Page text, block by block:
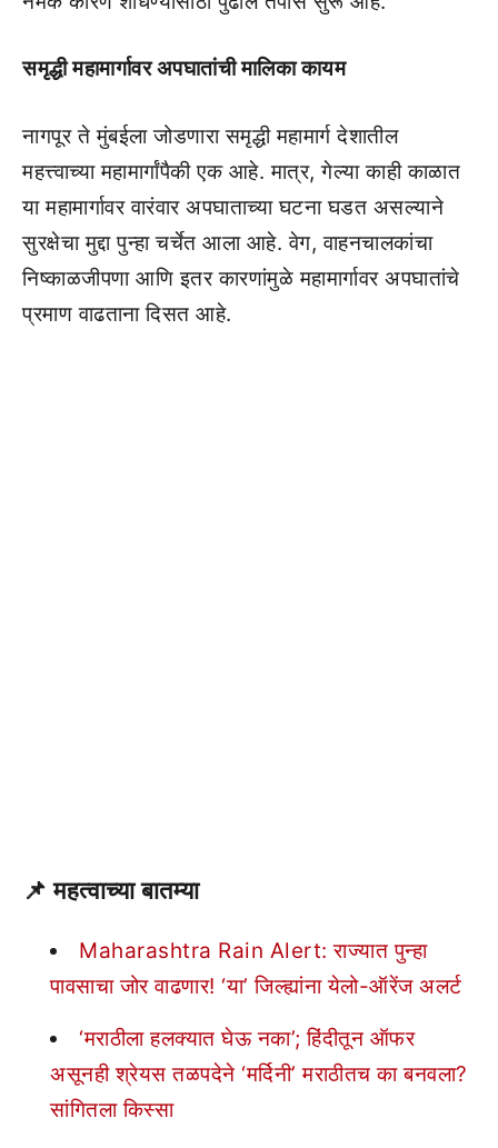
समृद्धी महामार्गावर अपघातांची मालिका कायम
नागपूर ते मुंबईला जोडणारा समृद्धी महामार्ग देशातील
महत्त्वाच्या महामार्गांपैकी एक आहे. मात्र, गेल्या काही काळात
या महामार्गावर वारंवार अपघाताच्या घटना घडत असल्याने
सुरक्षेचा मुद्दा पुन्हा चर्चेत आला आहे. वेग, वाहनचालकांचा
निष्काळजीपणा आणि इतर कारणांमुळे महामार्गावर अपघातांचे
प्रमाण वाढताना दिसत आहे.
📌महत्वाच्या बातम्या
Maharashtra Rain Alert: राज्यात पुन्हा
पावसाचा जोर वाढणार! ‘या’ जिल्ह्यांना येलो-ऑरेंज अलर्ट
‘मराठीला हलक्यात घेऊ नका’; हिंदीतून ऑफर
असूनही श्रेयस तळपदेने ‘मर्दिनी’ मराठीतच का बनवला?
सांगितला किस्सा